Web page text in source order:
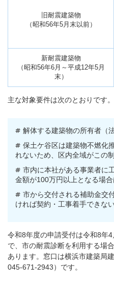
旧耐震建築物
（昭和56年5月末以前）
新耐震建築物
（昭和56年6月～平成12年5月
末）
主な対象要件は次のとおりです。
解体する建築物の所有者（
保土ケ谷区は建築物不燃化
れないため、区内全域がこの
市内に本社がある事業者に
金額が100万円以上となる場
市から交付される補助金交
ければ契約・工事着手できな
令和8年度の申請受付は令和8年
で、市の耐震診断を利用する場
あります。窓口は横浜市建築局
045-671-2943）です。